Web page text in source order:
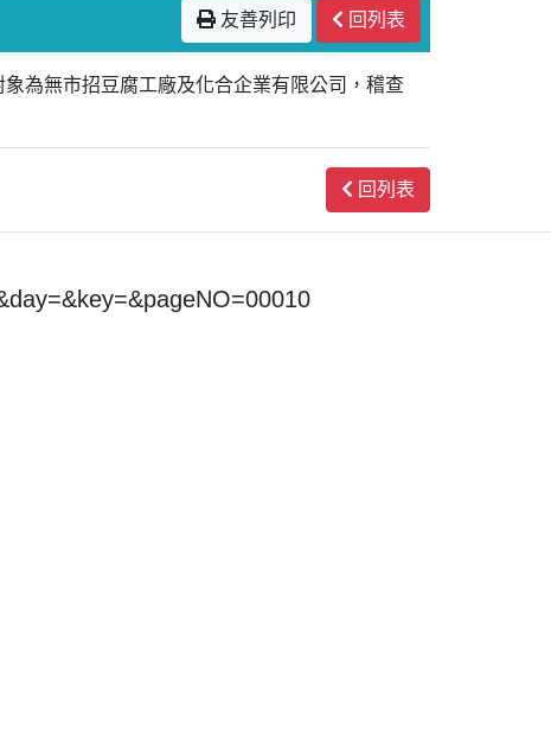
友善列印 回列表
為無市招豆腐工廠及化合企業有限公司，稽查
回列表